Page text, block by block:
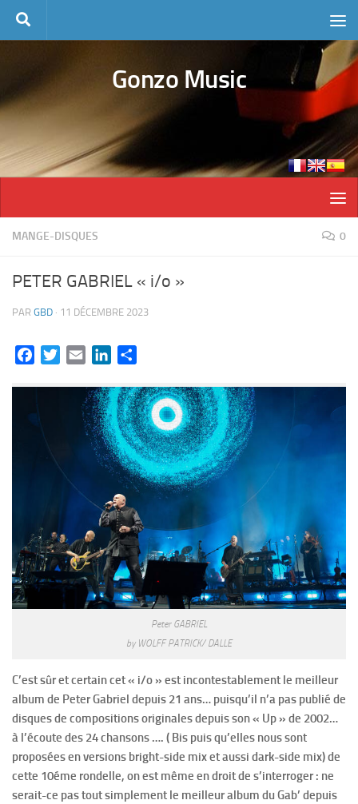
Skip to content
Gonzo Music
MANGE-DISQUES 0
PETER GABRIEL « i/o »
PAR GBD · 11 DÉCEMBRE 2023
FacebookTwitterEmail LinkedIn
Peter GABRIEL
by WOLFF PATRICK/ DALLE
C’est sûr et certain cet « i/o » est incontestablement le meilleur
album de Peter Gabriel depuis 21 ans… puisqu’il n’a pas publié de
disques de compositions originales depuis son « Up » de 2002…
à l’écoute des 24 chansons …. ( Bis puis qu’elles nous sont
proposées en versions bright-side mix et aussi dark-side mix) de
cette 10éme rondelle, on est même en droit de s’interroger : ne
serait-ce pas tout simplement le meilleur album du Gab’ depuis